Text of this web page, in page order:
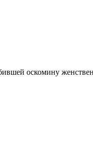
оскомину